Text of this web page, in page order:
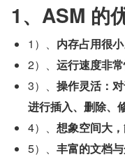
1、ASM 的
1）、 内存占用很小
2）、 运行速度非
3）、 操作灵活：
进行插入、删除、
4）、 想象空间大
5）、 丰富的文档